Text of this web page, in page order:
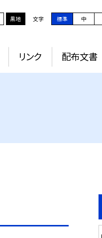
黒地 文字 標準 中
リンク 配布文書